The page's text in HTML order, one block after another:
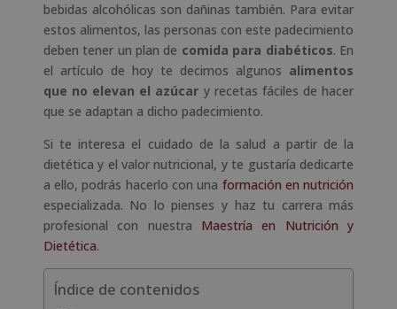
bebidas alcohólicas son dañinas también. Para evitar
estos alimentos, las personas con este padecimiento
deben tener un plan de comida para diabéticos. En
el artículo de hoy te decimos algunos alimentos
que no elevan el azúcar y recetas fáciles de hacer
que se adaptan a dicho padecimiento.
Si te interesa el cuidado de la salud a partir de la
dietética y el valor nutricional, y te gustaría dedicarte
a ello, podrás hacerlo con una formación en nutrición
especializada. No lo pienses y haz tu carrera más
profesional con nuestra Maestría en Nutrición y
Dietética.
Índice de contenidos